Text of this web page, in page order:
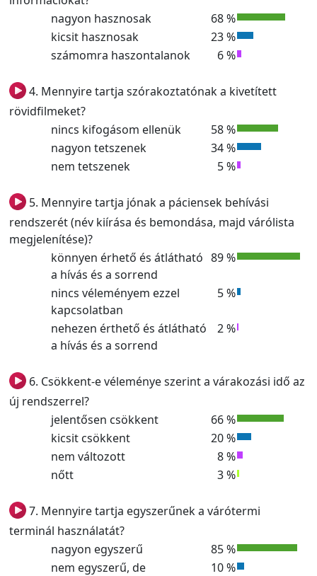
nagyon hasznosak
68 %
kicsit hasznosak
23 %
számomra haszontalanok
6 %
4. Mennyire tartja szórakoztatónak a kivetített
rövidfilmeket?
nincs kifogásom ellenük
58 %
nagyon tetszenek
34 %
nem tetszenek
5 %
5. Mennyire tartja jónak a páciensek behívási
rendszerét (név kiírása és bemondása, majd várólista
megjelenítése)?
könnyen érhető és átlátható
a hívás és a sorrend
89 %
nincs véleményem ezzel
kapcsolatban
5 %
nehezen érthető és átlátható
a hívás és a sorrend
2 %
6. Csökkent-e véleménye szerint a várakozási idő az
új rendszerrel?
jelentősen csökkent
66 %
kicsit csökkent
20 %
nem változott
8 %
nőtt
3 %
7. Mennyire tartja egyszerűnek a várótermi
terminál használatát?
nagyon egyszerű
85 %
nem egyszerű, de
10 %